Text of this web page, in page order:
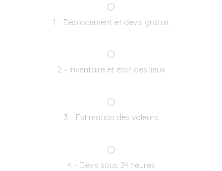
1 – Déplacement et devis gratuit
2 – Inventaire et état des lieux
3 – Estimation des valeurs
4 – Devis sous 24 heures